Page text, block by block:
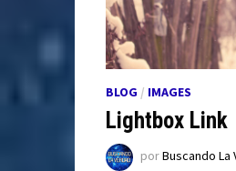
BLOG/ IMAGES
Lightbox Link
porBuscando La